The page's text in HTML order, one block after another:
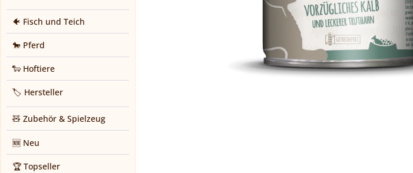
🐠 Fisch und Teich
🐎 Pferd
🐑 Hoftiere
🏷️ Hersteller
🧸 Zubehör & Spielzeug
🆕 Neu
🏆 Topseller